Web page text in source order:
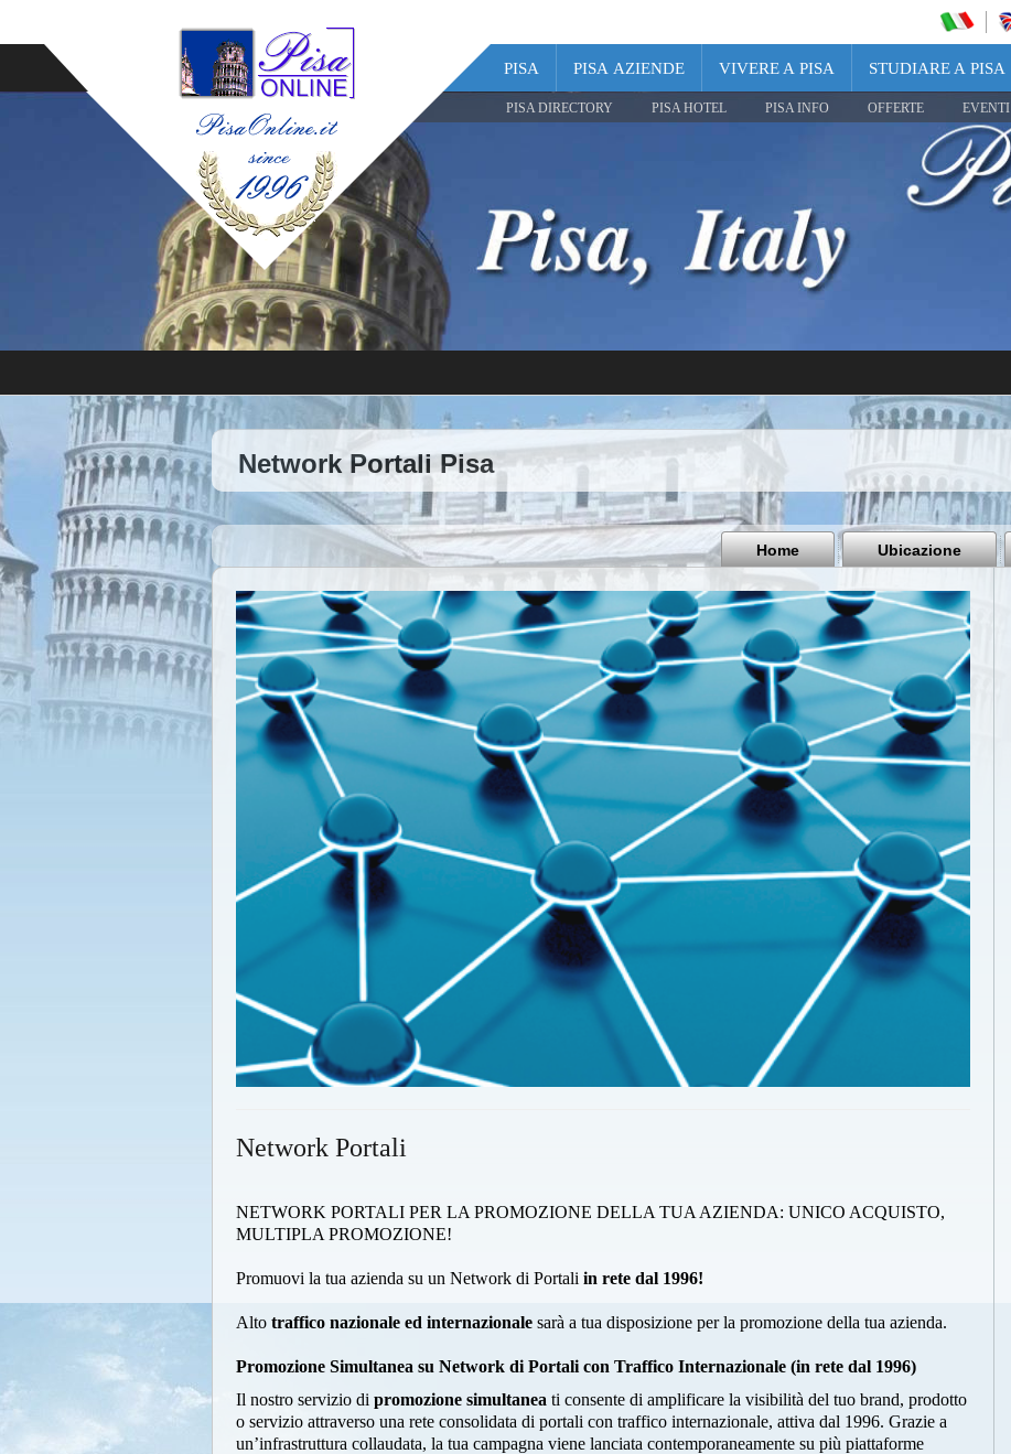
PISA PISA AZIENDE VIVERE A PISA STUDIARE A PISA
PISA DIRECTORY PISA HOTEL PISA INFO OFFERTE EVENTI
Network Portali Pisa
Home Ubicazione
Network Portali
NETWORK PORTALI PER LA PROMOZIONE DELLA TUA AZIENDA: UNICO ACQUISTO,
MULTIPLA PROMOZIONE!
Promuovi la tua azienda su un Network di Portali in rete dal 1996!
Alto traffico nazionale ed internazionale sarà a tua disposizione per la promozione della tua azienda.
Promozione Simultanea su Network di Portali con Traffico Internazionale (in rete dal 1996)
Il nostro servizio di promozione simultanea ti consente di amplificare la visibilità del tuo brand, prodotto
o servizio attraverso una rete consolidata di portali con traffico internazionale, attiva dal 1996. Grazie a
un’infrastruttura collaudata, la tua campagna viene lanciata contemporaneamente su più piattaforme